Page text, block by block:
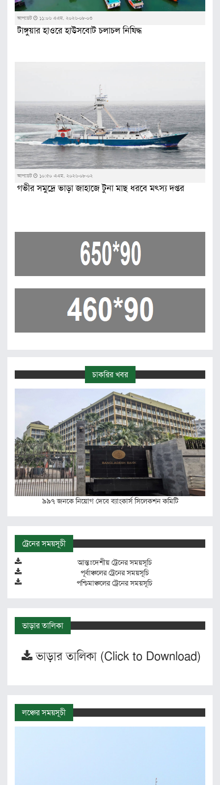
আপডেট ১১:০৬ এএম, ২০২৬-০৮-০৩
টাঙ্গুয়ার হাওরে হাউসবোট চলাচল নিষিদ্ধ
আপডেট ১০:৫০ এএম, ২০২৬-০৮-০২
গভীর সমুদ্রে ভাড়া জাহাজে টুনা মাছ ধরবে মৎস্য দপ্তর
চাকরির খবর
৯৯৭ জনকে নিয়োগ দেবে ব্যাংকার্স সিলেকশন কমিটি
ট্রেনের সময়সূচী
আন্তঃদেশীয় ট্রেনের সময়সূচি
পূর্বাঞ্চলের ট্রেনের সময়সূচি
পশ্চিমাঞ্চলের ট্রেনের সময়সূচি
ভাড়ার তালিকা
ভাড়ার তালিকা (Click to Download)
লঞ্চের সময়সূচী